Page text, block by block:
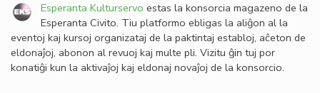
Esperanta Kulturservo estas la konsorcia magazeno de la
Esperanta Civito. Tiu platformo ebligas la aliĝon al la
eventoj kaj kursoj organizataj de la paktintaj establoj, aĉeton de
eldonaĵoj, abonon al revuoj kaj multe pli. Vizitu ĝin tuj por
konatiĝi kun la aktivaĵoj kaj eldonaj novaĵoj de la konsorcio.